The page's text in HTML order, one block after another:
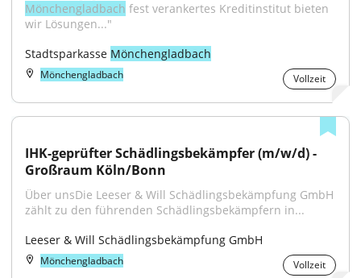
Mönchengladbach fest verankertes Kreditinstitut bieten
wir Lösungen..."
Stadtsparkasse Mönchengladbach
Mönchengladbach Vollzeit
IHK-geprüfter Schädlingsbekämpfer (m/w/d) -
Großraum Köln/Bonn
Über unsDie Leeser & Will Schädlingsbekämpfung GmbH
zählt zu den führenden Schädlingsbekämpfern in...
Leeser & Will Schädlingsbekämpfung GmbH
Mönchengladbach Vollzeit